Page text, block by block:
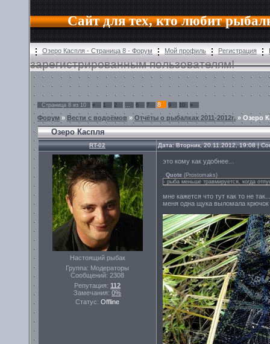
Сайт для тех, кто любит
Озеро Каспля - Страница 8 - Форум Мой профиль Регистрация
зарегистрированным пользователям!
Страница 8 из 10 « 1 2 … 6 7 8 9 10 »
Форум » Вести с водоёмов » Отчёты о рыбалках 2011-2012г. » Озеро
Озеро Каспля
RT-02 Дата: Вторник, 20.11.2012, 19:08 |
Настоящий рыбак
Группа: Модераторы
Сообщений: 2308
Репутация: 112
Замечания: 0%
Статус: Offline
это кому как удобнее...
Quote (Prostomaks)
- рыба меньше травмируется, когда
мне кажется что тут как то не
меня одна щука выломала крючок